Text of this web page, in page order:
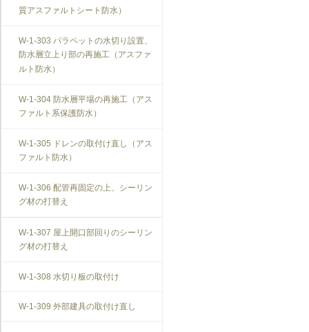
V-3-304 大便器からの音・振動の伝
V-3-305 防振構造の自動ドアへの交
換
T-1-008 建具上桟削り調整
質アスファルトシート防水）
W-1-303 パラペットの水切り設置、
防水層立上り部の再施工（アスファ
ルト防水）
W-1-304 防水層平場の再施工（アス
ファルト系保護防水）
W-1-305 ドレンの取付け直し（アス
ファルト防水）
W-1-306 配管再固定の上、シーリン
グ材の打替え
W-1-307 屋上開口部回りのシーリン
グ材の打替え
W-1-308 水切り板の取付け
W-1-309 外部建具の取付け直し